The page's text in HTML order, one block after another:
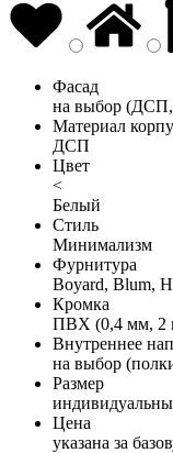
Фасад
на выбор
Материал
ДСП
Цвет
<
Белый
Стиль
Минимализм
Фурнитура
Boyard, Blum,
Кромка
ПВХ (0,4 мм, 2
Внутреннее
на выбор
Размер
Цена
указана за